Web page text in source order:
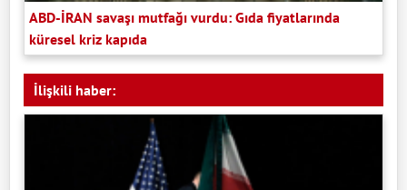
ABD-İRAN savaşı mutfağı vurdu: Gıda fiyatlarında
küresel kriz kapıda
İlişkili haber: